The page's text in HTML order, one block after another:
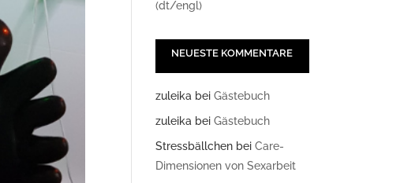
(dt/engl)
NEUESTE KOMMENTARE
zuleika beiGästebuch
zuleika beiGästebuch
Stressbällchen beiCare-
Dimensionen von Sexarbeit